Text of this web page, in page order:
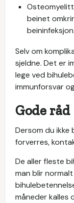
beinet
Selv om
sjeldne. Det er
lege ved
immunforsvar
Gode råd
Dersom du ikke
forverres,
De aller fleste
man blir
måneder kalles